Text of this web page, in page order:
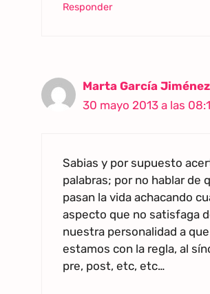
Responder
Marta García Jiménez
30 mayo 2013 a las
Sabias y por supuesto
palabras; por no hablar de
pasan la vida achacando
aspecto que no satisfaga
nuestra personalidad a que
estamos con la regla, al
pre, post, etc, etc…